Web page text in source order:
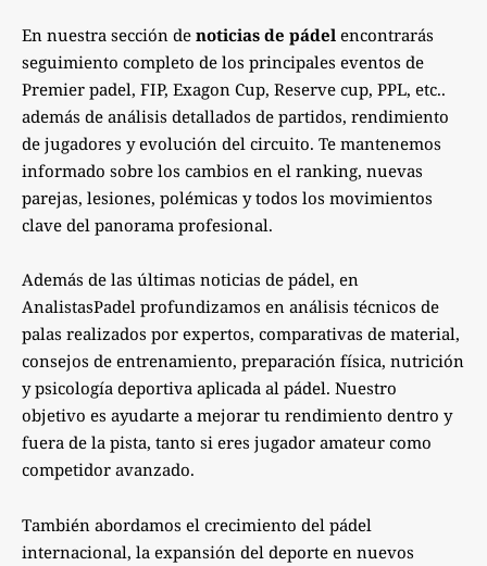
En nuestra sección de noticias de pádel encontrarás
seguimiento completo de los principales eventos de
Premier padel, FIP, Exagon Cup, Reserve cup, PPL, etc..
además de análisis detallados de partidos, rendimiento
de jugadores y evolución del circuito. Te mantenemos
informado sobre los cambios en el ranking, nuevas
parejas, lesiones, polémicas y todos los movimientos
clave del panorama profesional.
Además de las últimas noticias de pádel, en
AnalistasPadel profundizamos en análisis técnicos de
palas realizados por expertos, comparativas de material,
consejos de entrenamiento, preparación física, nutrición
y psicología deportiva aplicada al pádel. Nuestro
objetivo es ayudarte a mejorar tu rendimiento dentro y
fuera de la pista, tanto si eres jugador amateur como
competidor avanzado.
También abordamos el crecimiento del pádel
internacional, la expansión del deporte en nuevos